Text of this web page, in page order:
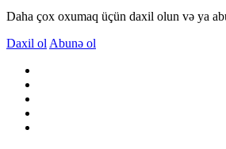
Daha çox oxumaq üçün daxil olun və ya
Daxil ol Abunə ol